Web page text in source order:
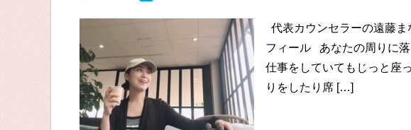
代表カウンセラーの遠藤
フィール あなたの周りに
仕事をしていてもじっと座
りをしたり席 […]